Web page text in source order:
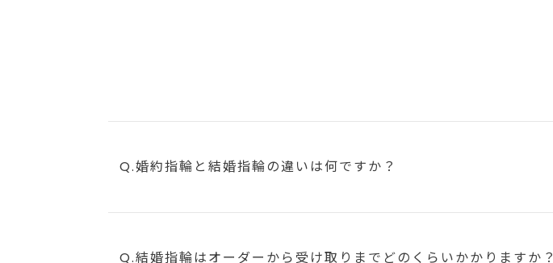
Q.婚約指輪と結婚指輪の違いは何ですか？
Q.結婚指輪はオーダーから受け取りまで どのくらいかかりますか？